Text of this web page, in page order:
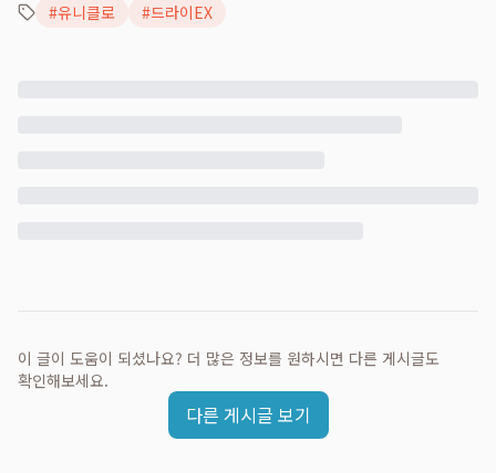
#유니클로 #드라이EX
이 글이 도움이 되셨나요? 더 많은 정보를 원하시면 다른 게시글도
확인해보세요.
다른 게시글 보기